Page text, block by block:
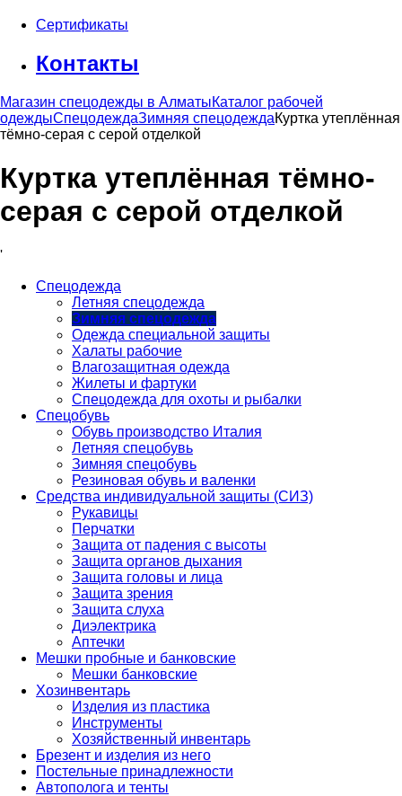
Сертификаты
Контакты
Магазин спецодежды в АлматыКаталог рабочей
одеждыСпецодеждаЗимняя спецодеждаКуртка утеплённая
тёмно-серая с серой отделкой
Куртка утеплённая тёмно-
серая с серой отделкой
'
Спецодежда
Летняя спецодежда
Зимняя спецодежда
Одежда специальной защиты
Халаты рабочие
Влагозащитная одежда
Жилеты и фартуки
Спецодежда для охоты и рыбалки
Спецобувь
Обувь производство Италия
Летняя спецобувь
Зимняя спецобувь
Резиновая обувь и валенки
Средства индивидуальной защиты (СИЗ)
Рукавицы
Перчатки
Защита от падения с высоты
Защита органов дыхания
Защита головы и лица
Защита зрения
Защита слуха
Диэлектрика
Аптечки
Мешки пробные и банковские
Мешки банковские
Хозинвентарь
Изделия из пластика
Инструменты
Хозяйственный инвентарь
Брезент и изделия из него
Постельные принадлежности
Автополога и тенты